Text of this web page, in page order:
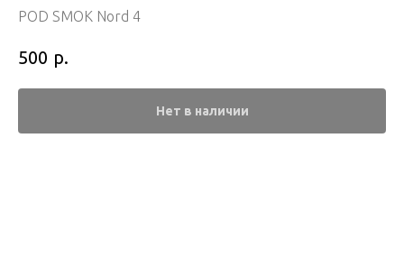
POD SMOK Nord 4
500 р.
Нет в наличии